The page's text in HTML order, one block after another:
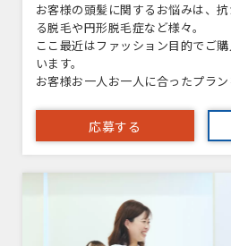
お客様の頭髪に関するお悩みは、
る脱毛や円形脱毛症など様々。
ここ最近はファッション目的でご
います。
お客様お一人お一人に合ったプラン
応募する